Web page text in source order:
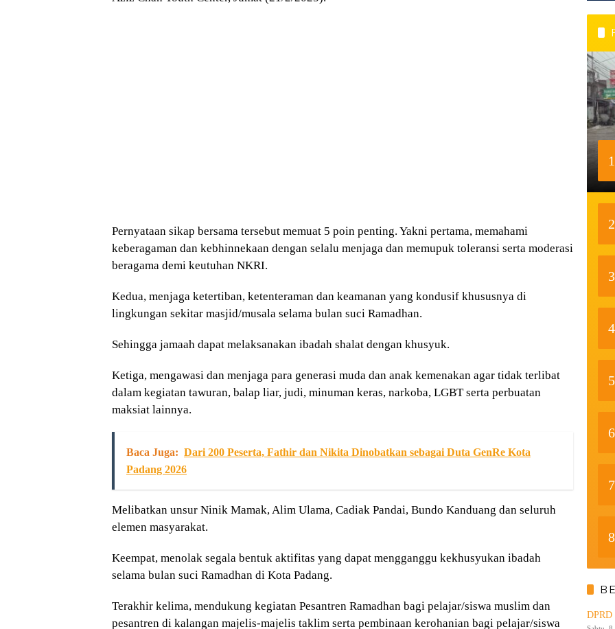
Pernyataan sikap bersama tersebut memuat 5 poin penting. Yakni pertama, memahami
keberagaman dan kebhinnekaan dengan selalu menjaga dan memupuk toleransi serta moderasi
beragama demi keutuhan NKRI.
Kedua, menjaga ketertiban, ketenteraman dan keamanan yang kondusif khususnya di
lingkungan sekitar masjid/musala selama bulan suci Ramadhan.
Sehingga jamaah dapat melaksanakan ibadah shalat dengan khusyuk.
Ketiga, mengawasi dan menjaga para generasi muda dan anak kemenakan agar tidak terlibat
dalam kegiatan tawuran, balap liar, judi, minuman keras, narkoba, LGBT serta perbuatan
maksiat lainnya.
Baca Juga: Dari 200 Peserta, Fathir dan Nikita Dinobatkan sebagai Duta GenRe Kota
Padang 2026
Melibatkan unsur Ninik Mamak, Alim Ulama, Cadiak Pandai, Bundo Kanduang dan seluruh
elemen masyarakat.
Keempat, menolak segala bentuk aktifitas yang dapat mengganggu kekhusyukan ibadah
selama bulan suci Ramadhan di Kota Padang.
Terakhir kelima, mendukung kegiatan Pesantren Ramadhan bagi pelajar/siswa muslim dan
pesantren di kalangan majelis-majelis taklim serta pembinaan kerohanian bagi pelajar/siswa
1
2
3
4
5
6
7
8
DPRD